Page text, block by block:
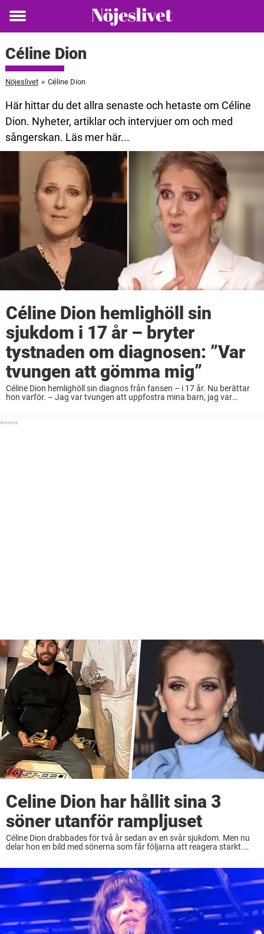
Toggle
Céline Dion
Nöjeslivet » Céline Dion
Här hittar du det allra senaste och hetaste om Céline
Dion. Nyheter, artiklar och intervjuer om och med
sångerskan. Läs mer här...
Céline Dion hemlighöll sin
sjukdom i 17 år – bryter
tystnaden om diagnosen: ”Var
tvungen att gömma mig”
Céline Dion hemlighöll sin diagnos från fansen – i 17 år. Nu berättar
hon varför. – Jag var tvungen att uppfostra mina barn, jag var
Celine Dion har hållit sina 3
söner utanför rampljuset
Céline Dion drabbades för två år sedan av en svår sjukdom. Men nu
delar hon en bild med sönerna som får följarna att reagera starkt.